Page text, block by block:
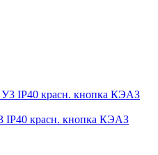
красн. кнопка КЭАЗ